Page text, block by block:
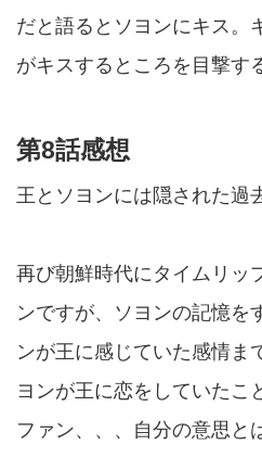
だと語るとソヨンにキス。
がキスするところを目撃す
第8話感想
王とソヨンには隠された過
再び朝鮮時代にタイムリッ
ンですが、ソヨンの記憶を
ンが王に感じていた感情ま
ヨンが王に恋をしていたこ
ファン、、、自分の意思と